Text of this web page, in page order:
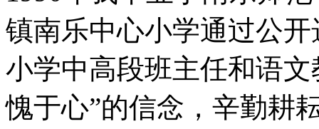
镇南乐中心小学通过公
小学中高段班主任和语
愧于心”的信念，辛勤耕